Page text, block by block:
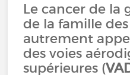
Le cancer de la
de la famille
autrement
des voies
supérieures (